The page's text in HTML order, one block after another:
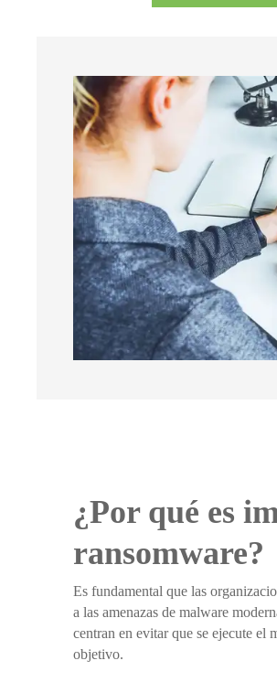
¿Por qué es
ransomware?
Es fundamental que las
a las amenazas de malware
centran en evitar que se ejecute el
objetivo.